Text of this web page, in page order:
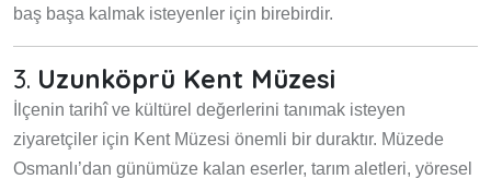
baş başa kalmak isteyenler için birebirdir.
3. Uzunköprü Kent Müzesi
İlçenin tarihî ve kültürel değerlerini tanımak isteyen
ziyaretçiler için Kent Müzesi önemli bir duraktır. Müzede
Osmanlı’dan günümüze kalan eserler, tarım aletleri, yöresel